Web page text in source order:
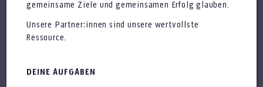
gemeinsame Ziele und gemeinsamen Erfolg glauben.
Unsere Partner:innen sind unsere wertvollste
Ressource.
DEINE AUFGABEN